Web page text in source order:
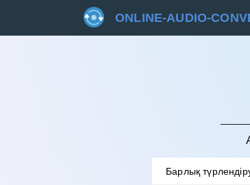
ONLINE-AUDIO-
Барлық